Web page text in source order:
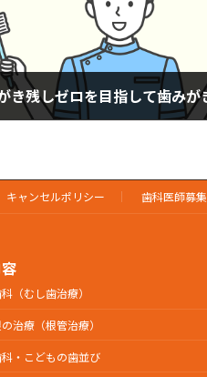
キャンセルポリシー 歯科医師募集
（むし歯治療）
治療（根管治療）
・こどもの歯並び